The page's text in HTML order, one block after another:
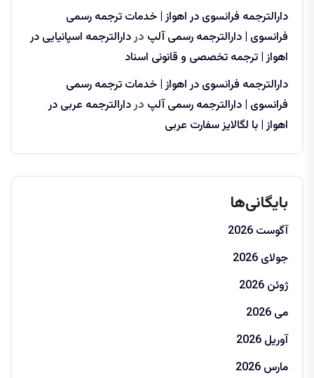
دارالترجمه فرانسوی در اهواز | خدمات ترجمه رسمی
فرانسوی | دارالترجمه رسمی آلپ دردارالترجمه اسپانیایی در
اهواز | ترجمه تخصصی و قانونی اسناد
دارالترجمه فرانسوی در اهواز | خدمات ترجمه رسمی
فرانسوی | دارالترجمه رسمی آلپ دردارالترجمه عربی در
اهواز | با لگالایز سفارت عربی
بایگانی‌ها
آگوست 2026
جولای 2026
ژوئن 2026
می 2026
آوریل 2026
مارس 2026